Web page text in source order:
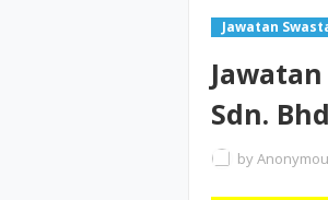
Jawatan
Sdn. Bhd
by